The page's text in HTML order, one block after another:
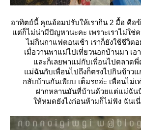
อาทิตย์นี้ คุณอ้อมปรับให้เรากิน 2 มื้อ คือ
ต่ก็ไม่น่ามีปัญหานะคะ เพราะเราไม่ใช่
ไม่กินกาแฟตอนเช้า เราก็ยังใช้ชีวิต
เมื่อวานพาแม่ไปเที่ยวนอกบ้านมา เ
ละก็เลยพาแม่กับเพื่อนไปตลาดพี่
ม่ฉันกับเพื่อนไปถึงก็ตรงไปกินข้าวแ
กลับบ้านกันเพียบ เต็มรถอ่ะ เพื่อนไม่
ฝากหลานมันที่บ้านด้วยแต่แม่ฉัน
ห้หมดยังไงก่อนห้ามก็ไม่ฟัง ฉันเ